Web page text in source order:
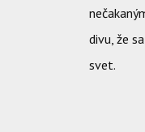
divu, že
svet.